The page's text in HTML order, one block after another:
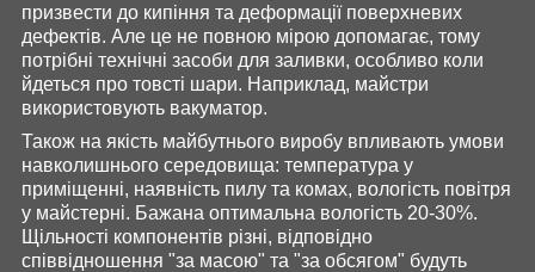
призвести до кипіння та деформації поверхневих
дефектів. Але це не повною мірою допомагає, тому
потрібні технічні засоби для заливки, особливо коли
йдеться про товсті шари. Наприклад, майстри
використовують вакуматор.
Також на якість майбутнього виробу впливають умови
навколишнього середовища: температура у
приміщенні, наявність пилу та комах, вологість повітря
у майстерні. Бажана оптимальна вологість 20-30%.
Щільності компонентів різні, відповідно
співвідношення "за масою" та "за обсягом" будуть